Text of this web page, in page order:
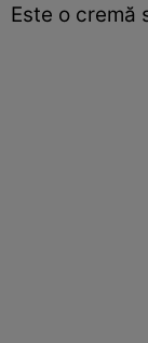
Este o cremă